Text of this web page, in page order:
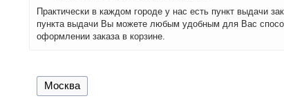
Практически в каждом городе у нас есть пункт выдачи
пункта выдачи Вы можете любым удобным для Вас
оформлении заказа в корзине.
Москва